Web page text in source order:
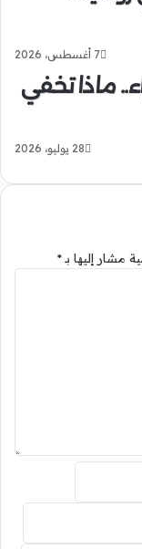
7 أغسطس، 2026
ماذا تخفي
28 يوليو، 2026
مشار إليها بـ*